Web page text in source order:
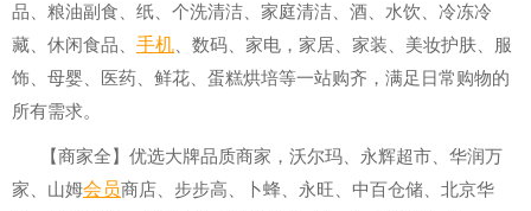
品、粮油副食、纸、个洗清洁、家庭清洁、酒、水饮、冷冻冷
藏、休闲食品、 手机 、数码、家电，家居、家装、美妆护肤、服
饰、母婴、医药、鲜花、蛋糕烘培等一站购齐，满足日常购物的
所有需求。
【商家全】优选大牌品质商家，沃尔玛、永辉超市、华润万
家、山姆会员商店、步步高、卜蜂、永旺、中百仓储、北京华